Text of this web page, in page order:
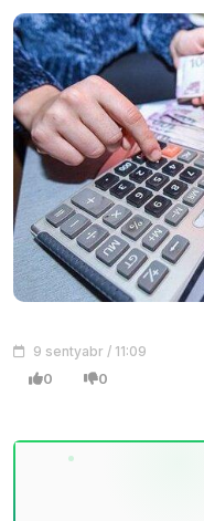
9 sentyabr / 11:09
0 0